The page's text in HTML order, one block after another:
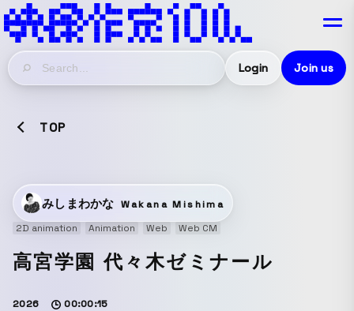
Login Join us
TOP
みしまわかな Wakana Mishima
2D animation
Animation Web Web CM
高宮学園 代々木ゼミナール
2026 00:00:15